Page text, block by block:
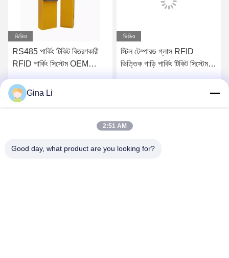
ভিডিও
RS485 পার্কিং টিকিট বিতরণকারী
RFID পার্কিং সিস্টেম OEM
ভিডিও
স্টিল টেম্পারড গ্লাস RFID
ভিত্তিক গাড়ি পার্কিং টিকিট সিস্টেম
Gina Li
2:51 AM
Good day, what product are you looking for?